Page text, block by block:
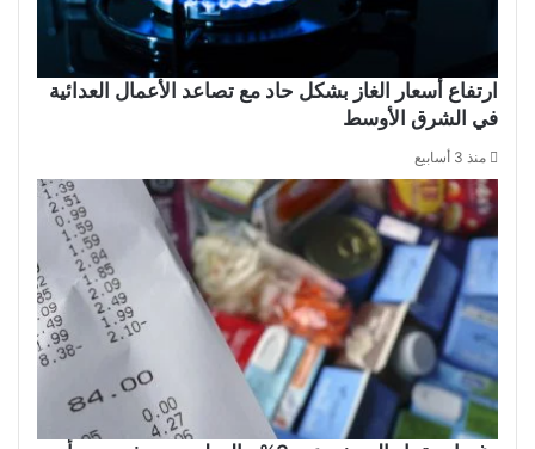
ارتفاع أسعار الغاز بشكل حاد مع تصاعد الأعمال العدائية
في الشرق الأوسط
منذ 3 أسابيع